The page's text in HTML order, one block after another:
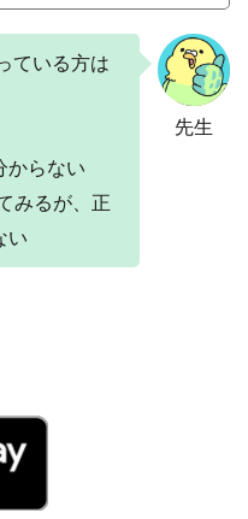
先生
ている方は
からない
みるが、正
い